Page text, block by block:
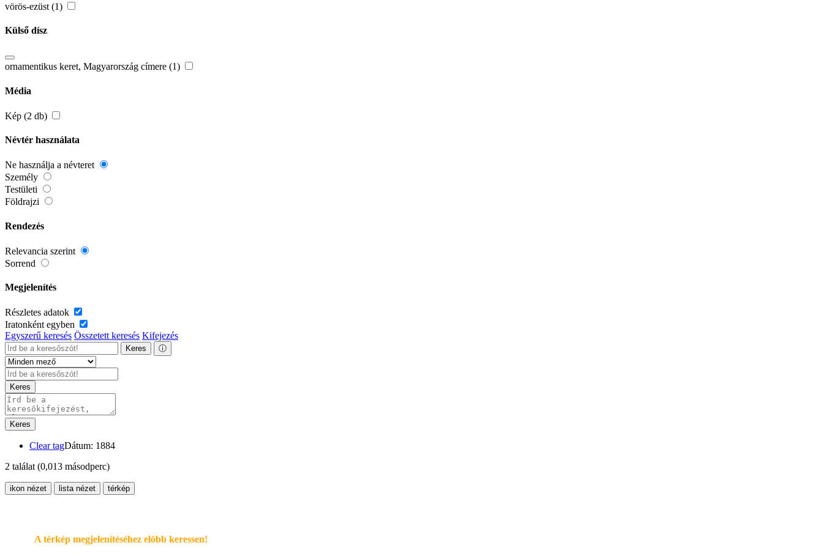
vörös-ezüst (1)
Külső dísz
ornamentikus keret, Magyarország címere (1)
Média
Kép (2 db)
Névtér használata
Ne használja a névteret
Személy
Testületi
Földrajzi
Rendezés
Relevancia szerint
Sorrend
Megjelenítés
Részletes adatok
Iratonként egyben
Egyszerű keresés Összetett keresés Kifejezés
Keres ⓘ
Keres
Keres
Clear tagDátum: 1884
2 találat(0,013 másodperc)
ikon nézet lista nézet térkép
A térkép megjelenítéséhez elöbb keressen!